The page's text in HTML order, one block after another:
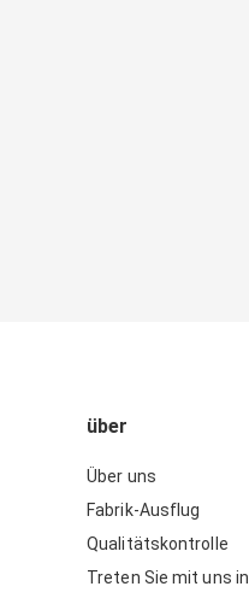
über
Über uns
Fabrik-Ausflug
Qualitätskontrolle
Treten Sie mit uns in